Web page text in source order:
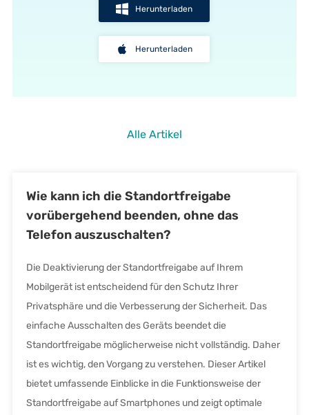
Herunterladen
Herunterladen
Alle Artikel
Wie kann ich die Standortfreigabe
vorübergehend beenden, ohne das
Telefon auszuschalten?
Die Deaktivierung der Standortfreigabe auf Ihrem
Mobilgerät ist entscheidend für den Schutz Ihrer
Privatsphäre und die Verbesserung der Sicherheit. Das
einfache Ausschalten des Geräts beendet die
Standortfreigabe möglicherweise nicht vollständig. Daher
ist es wichtig, den Vorgang zu verstehen. Dieser Artikel
bietet umfassende Einblicke in die Funktionsweise der
Standortfreigabe auf Smartphones und zeigt optimale